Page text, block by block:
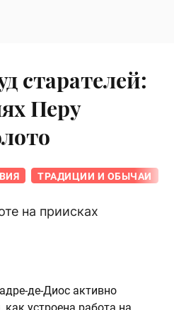
старателей:
Перу
ТРАДИЦИИ И ОБЫЧАИ
на приисках
де-Диос активно